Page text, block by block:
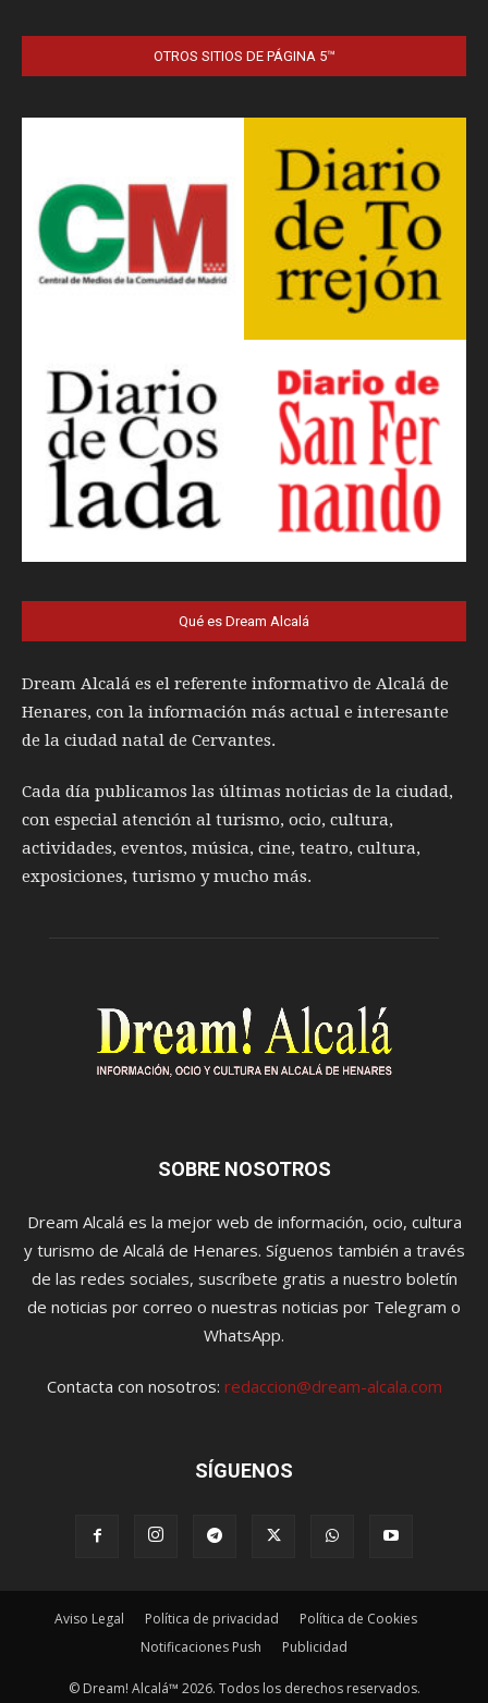
OTROS SITIOS DE PÁGINA 5™
Qué es Dream Alcalá
Dream Alcalá es el referente informativo de Alcalá de
Henares, con la información más actual e interesante
de la ciudad natal de Cervantes.
Cada día publicamos las últimas noticias de la ciudad,
con especial atención al turismo, ocio, cultura,
actividades, eventos, música, cine, teatro, cultura,
exposiciones, turismo y mucho más.
SOBRE NOSOTROS
Dream Alcalá es la mejor web de información, ocio, cultura
y turismo de Alcalá de Henares. Síguenos también a través
de las redes sociales, suscríbete gratis a nuestro boletín
de noticias por correo o nuestras noticias por Telegram o
WhatsApp.
Contacta con nosotros: redaccion@dream-alcala.com
SÍGUENOS
Aviso Legal Política de privacidad
Política de Cookies
Notificaciones Push
Publicidad
© Dream! Alcalá™ 2026. Todos los derechos reservados.